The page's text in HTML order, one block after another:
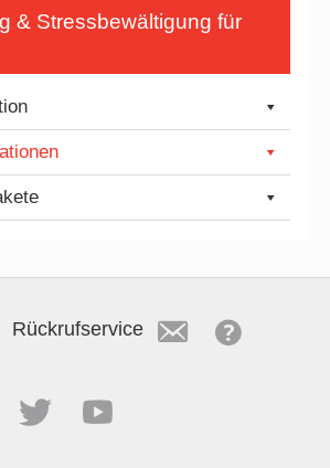
& Stressbewältigung für
Rückrufservice